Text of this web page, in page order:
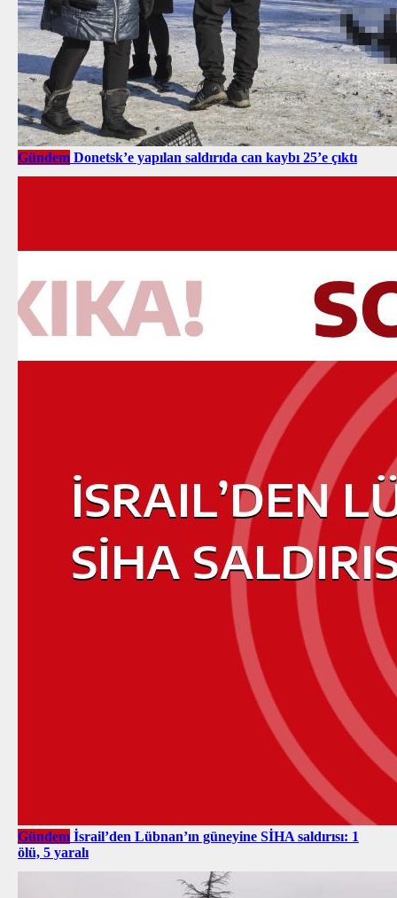
Gündem Donetsk’e yapılan saldırıda can kaybı 25’e çıktı
Gündem İsrail’den Lübnan’ın güneyine SİHA saldırısı: 1
ölü, 5 yaralı